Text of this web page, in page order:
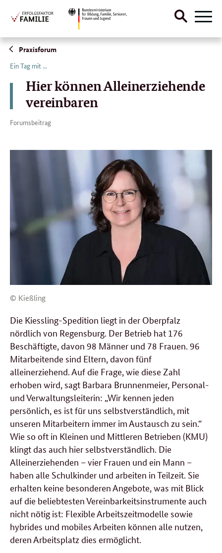
Direktlink:
Suche
Praxisforum
Ein Tag mit ...
Hier können Alleinerziehende
vereinbaren
Forumsbeitrag
© Kießling
Die Kiessling-Spedition liegt in der Oberpfalz
nördlich von Regensburg. Der Betrieb hat 176
Beschäftigte, davon 98 Männer und 78 Frauen. 96
Mitarbeitende sind Eltern, davon fünf
alleinerziehend. Auf die Frage, wie diese Zahl
erhoben wird, sagt Barbara Brunnenmeier, Personal-
und Verwaltungsleiterin: „Wir kennen jeden
persönlich, es ist für uns selbstverständlich, mit
unseren Mitarbeitern immer im Austausch zu sein.“
Wie so oft in Kleinen und Mittleren Betrieben (KMU)
klingt das auch hier selbstverständlich. Die
Alleinerziehenden – vier Frauen und ein Mann –
haben alle Schulkinder und arbeiten in Teilzeit. Sie
erhalten keine besonderen Angebote, was mit Blick
auf die beliebtesten Vereinbarkeitsinstrumente auch
nicht nötig ist: Flexible Arbeitszeitmodelle sowie
hybrides und mobiles Arbeiten können alle nutzen,
deren Arbeitsplatz dies ermöglicht.